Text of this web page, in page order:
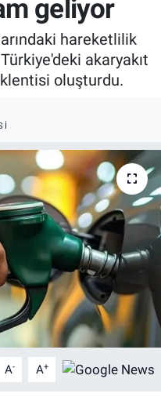
geliyor
hareketlilik
akaryakıt
oluşturdu.
A- A+